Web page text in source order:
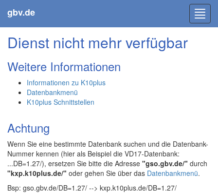
gbv.de
Dienst nicht mehr verfügbar
Weitere Informationen
Informationen zu K10plus
Datenbankmenü
K10plus Schnittstellen
Achtung
Wenn Sie eine bestimmte Datenbank suchen und die Datenbank-
Nummer kennen (hier als Beispiel die VD17-Datenbank:
...DB=1.27/), ersetzen Sie bitte die Adresse "gso.gbv.de/" durch
"kxp.k10plus.de/" oder gehen Sie über das Datenbankmenü.
Bsp: gso.gbv.de/DB=1.27/ --> kxp.k10plus.de/DB=1.27/